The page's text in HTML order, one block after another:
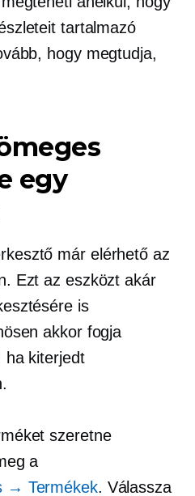
tartalmazó
hogy megtudja,
egy
már elérhető az
Ezt az eszközt akár
is
akkor fogja
ha kiterjedt
szeretne
a
→ Termékek. Válassza